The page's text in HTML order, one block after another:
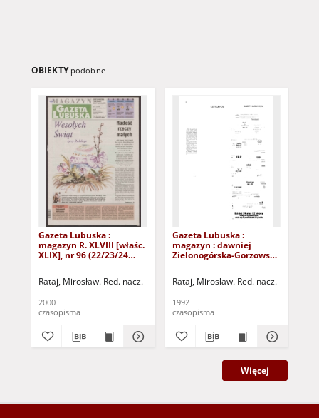
OBIEKTY podobne
Gazeta Lubuska :
magazyn R. XLVIII [właśc.
XLIX], nr 96 (22/23/24
Rataj, Mirosław. Red. nacz.
2000
czasopisma
Gazeta Lubuska :
magazyn : dawniej
Zielonogórska-Gorzowska
1992). - Wyd. 1
Rataj, Mirosław. Red. nacz.
1992
czasopisma
Więcej